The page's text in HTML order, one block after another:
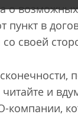
о
пункт в
своей
и
компании,